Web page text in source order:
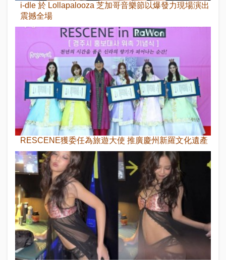
i-dle 於 Lollapalooza 芝加哥音樂節以爆發力現場演出
震撼全場
RESCENE獲委任為旅遊大使 推廣慶州新羅文化遺產